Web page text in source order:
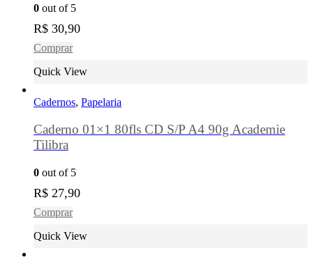
0 out of 5
R$ 30,90
Comprar
Quick View
Cadernos, Papelaria
Caderno 01×1 80fls CD S/P A4 90g Academie
Tilibra
0 out of 5
R$ 27,90
Comprar
Quick View